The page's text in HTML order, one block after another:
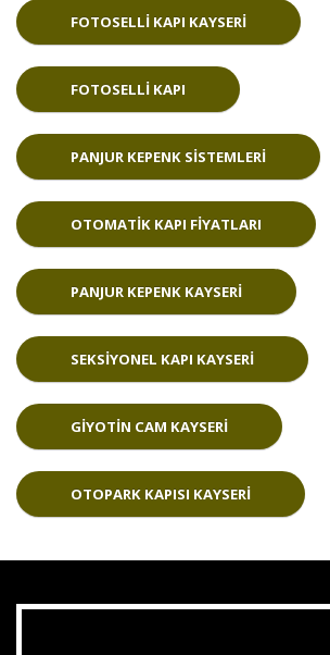
FOTOSELLI KAPI KAYSERI
FOTOSELLI KAPI
PANJUR KEPENK SISTEMLERI
OTOMATIK KAPI FIYATLARI
PANJUR KEPENK KAYSERI
SEKSIYONEL KAPI KAYSERI
GIYOTIN CAM KAYSERI
OTOPARK KAPISI KAYSERI